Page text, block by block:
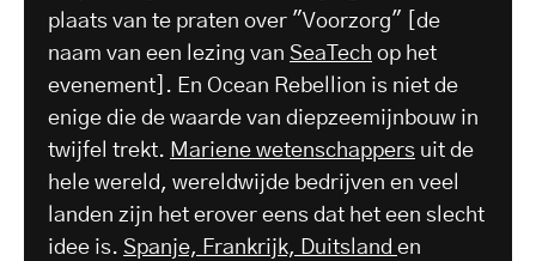
plaats van te praten over "Voorzorg" [de
naam van een lezing van SeaTech op het
evenement]. En Ocean Rebellion is niet de
enige die de waarde van diepzeemijnbouw in
twijfel trekt. Mariene wetenschappers uit de
hele wereld, wereldwijde bedrijven en veel
landen zijn het erover eens dat het een slecht
idee is. Spanje, Frankrijk, Duitsland en